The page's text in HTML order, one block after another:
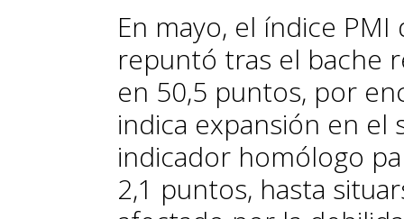
En mayo, el índice
repuntó tras el bache
en 50,5 puntos, por
indica expansión en el
indicador homólogo
2,1 puntos, hasta